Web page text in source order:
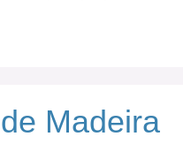
Madeira